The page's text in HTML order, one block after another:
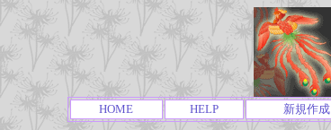
HOME HELP 新規作成